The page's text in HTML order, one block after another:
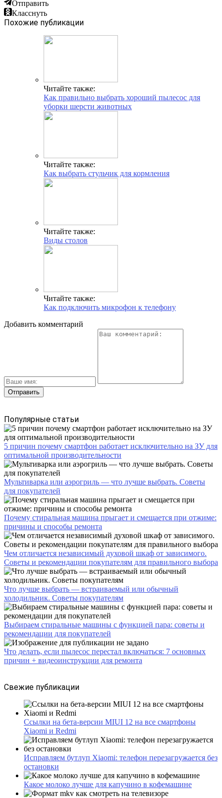
Отправить
Класснуть
Похожие публикации
Читайте также:
Как правильно выбрать хороший пылесос для
уборки шерсти животных
Читайте также:
Как выбрать стульчик для кормления
Читайте также:
Виды столов
Читайте также:
Как подключить микрофон к телефону
Добавить комментарий
Популярные статьи
5 причин почему смартфон работает исключительно на ЗУ для
оптимальной производительности
Мультиварка или аэрогриль — что лучше выбрать. Советы
для покупателей
Почему стиральная машина прыгает и смещается при отжиме:
причины и способы ремонта
Чем отличается независимый духовой шкаф от зависимого.
Советы и рекомендации покупателям для правильного выбора
Что лучше выбрать — встраиваемый или обычный
холодильник. Советы покупателям
Выбираем стиральные машины с функцией пара: советы и
рекомендации для покупателей
Что делать, если пылесос перестал включаться: 7 основных
причин + видеоинструкции для ремонта
Свежие публикации
Ссылки на бета-версии MIUI 12 на все смартфоны
Xiaomi и Redmi
Исправляем бутлуп Xiaomi: телефон перезагружается без
остановки
Какое молоко лучше для капучино в кофемашине